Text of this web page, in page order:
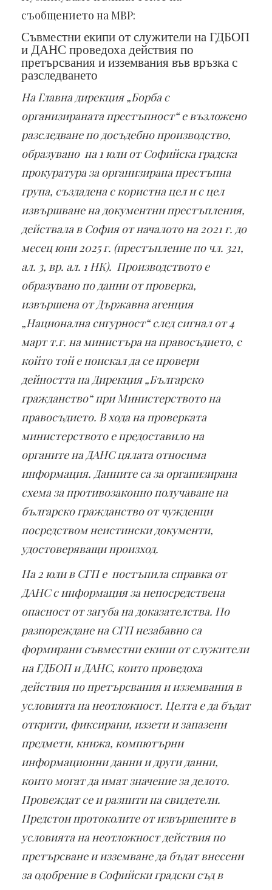
съобщението на МВР:
Съвместни екипи от служители на ГДБОП
и ДАНС проведоха действия по
претърсвания и изземвания във връзка с
разследването
На Главна дирекция „Борба с
организираната престъпност“ е възложено
разследване по досъдебно производство,
образувано на 1 юли от Софийска градска
прокуратура за организирана престъпна
група, създадена с користна цел и с цел
извършване на документни престъпления,
действала в София от началото на 2021 г. до
месец юни 2025 г. (престъпление по чл. 321,
ал. 3, вр. ал. 1 НК). Производството е
образувано по данни от проверка,
извършена от Държавна агенция
„Национална сигурност“ след сигнал от 4
март т.г. на министъра на правосъдието, с
който той е поискал да се провери
дейността на Дирекция „Българско
гражданство“ при Министерството на
правосъдието. В хода на проверката
министерството е предоставило на
органите на ДАНС цялата относима
информация. Данните са за организирана
схема за противозаконно получаване на
българско гражданство от чужденци
посредством неистински документи,
удостоверяващи произход.
На 2 юли в СГП е постъпила справка от
ДАНС с информация за непосредствена
опасност от загуба на доказателства. По
разпореждане на СГП незабавно са
формирани съвместни екипи от служители
на ГДБОП и ДАНС, които проведоха
действия по претърсвания и изземвания в
условията на неотложност. Целта е да бъдат
открити, фиксирани, иззети и запазени
предмети, книжа, компютърни
информационни данни и други данни,
които могат да имат значение за делото.
Провеждат се и разпити на свидетели.
Предстои протоколите от извършените в
условията на неотложност действия по
претърсване и изземване да бъдат внесени
за одобрение в Софийски градски съд в